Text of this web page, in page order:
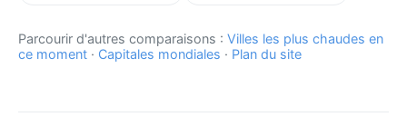
Parcourir d'autres comparaisons : Villes les plus chaudes en
ce moment · Capitales mondiales · Plan du site